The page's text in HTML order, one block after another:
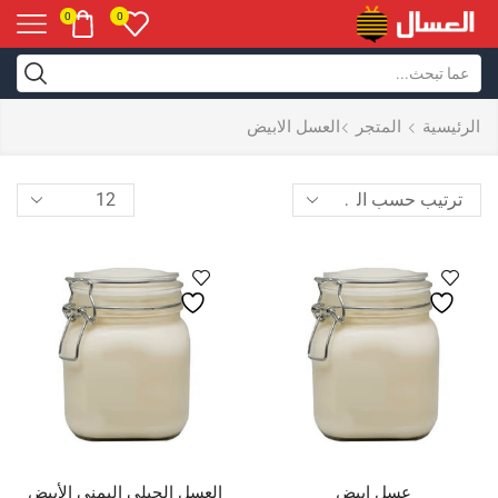
0
0
الرئيسية المتجر العسل الابيض
عسل ابيض العسل الجبلي اليمني الأبيض